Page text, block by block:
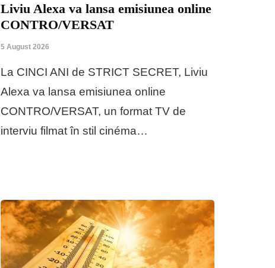
Liviu Alexa va lansa emisiunea online
CONTRO/VERSAT
5 August 2026
La CINCI ANI de STRICT SECRET, Liviu
Alexa va lansa emisiunea online
CONTRO/VERSAT, un format TV de
interviu filmat în stil cinéma…